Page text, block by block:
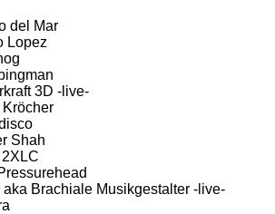
del Mar
Lopez
3D -live-
Shah
Brachiale Musikgestalter -live-